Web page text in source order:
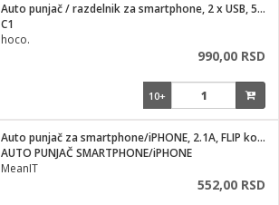
Auto punjač / razdelnik za smartphone, 2 x USB, 5V / 3.1 A
C1
hoco.
990,00 RSD
10+
Auto punjač za smartphone/iPHONE, 2.1A, FLIP konektor
AUTO PUNJAČ SMARTPHONE/iPHONE
MeanIT
552,00 RSD